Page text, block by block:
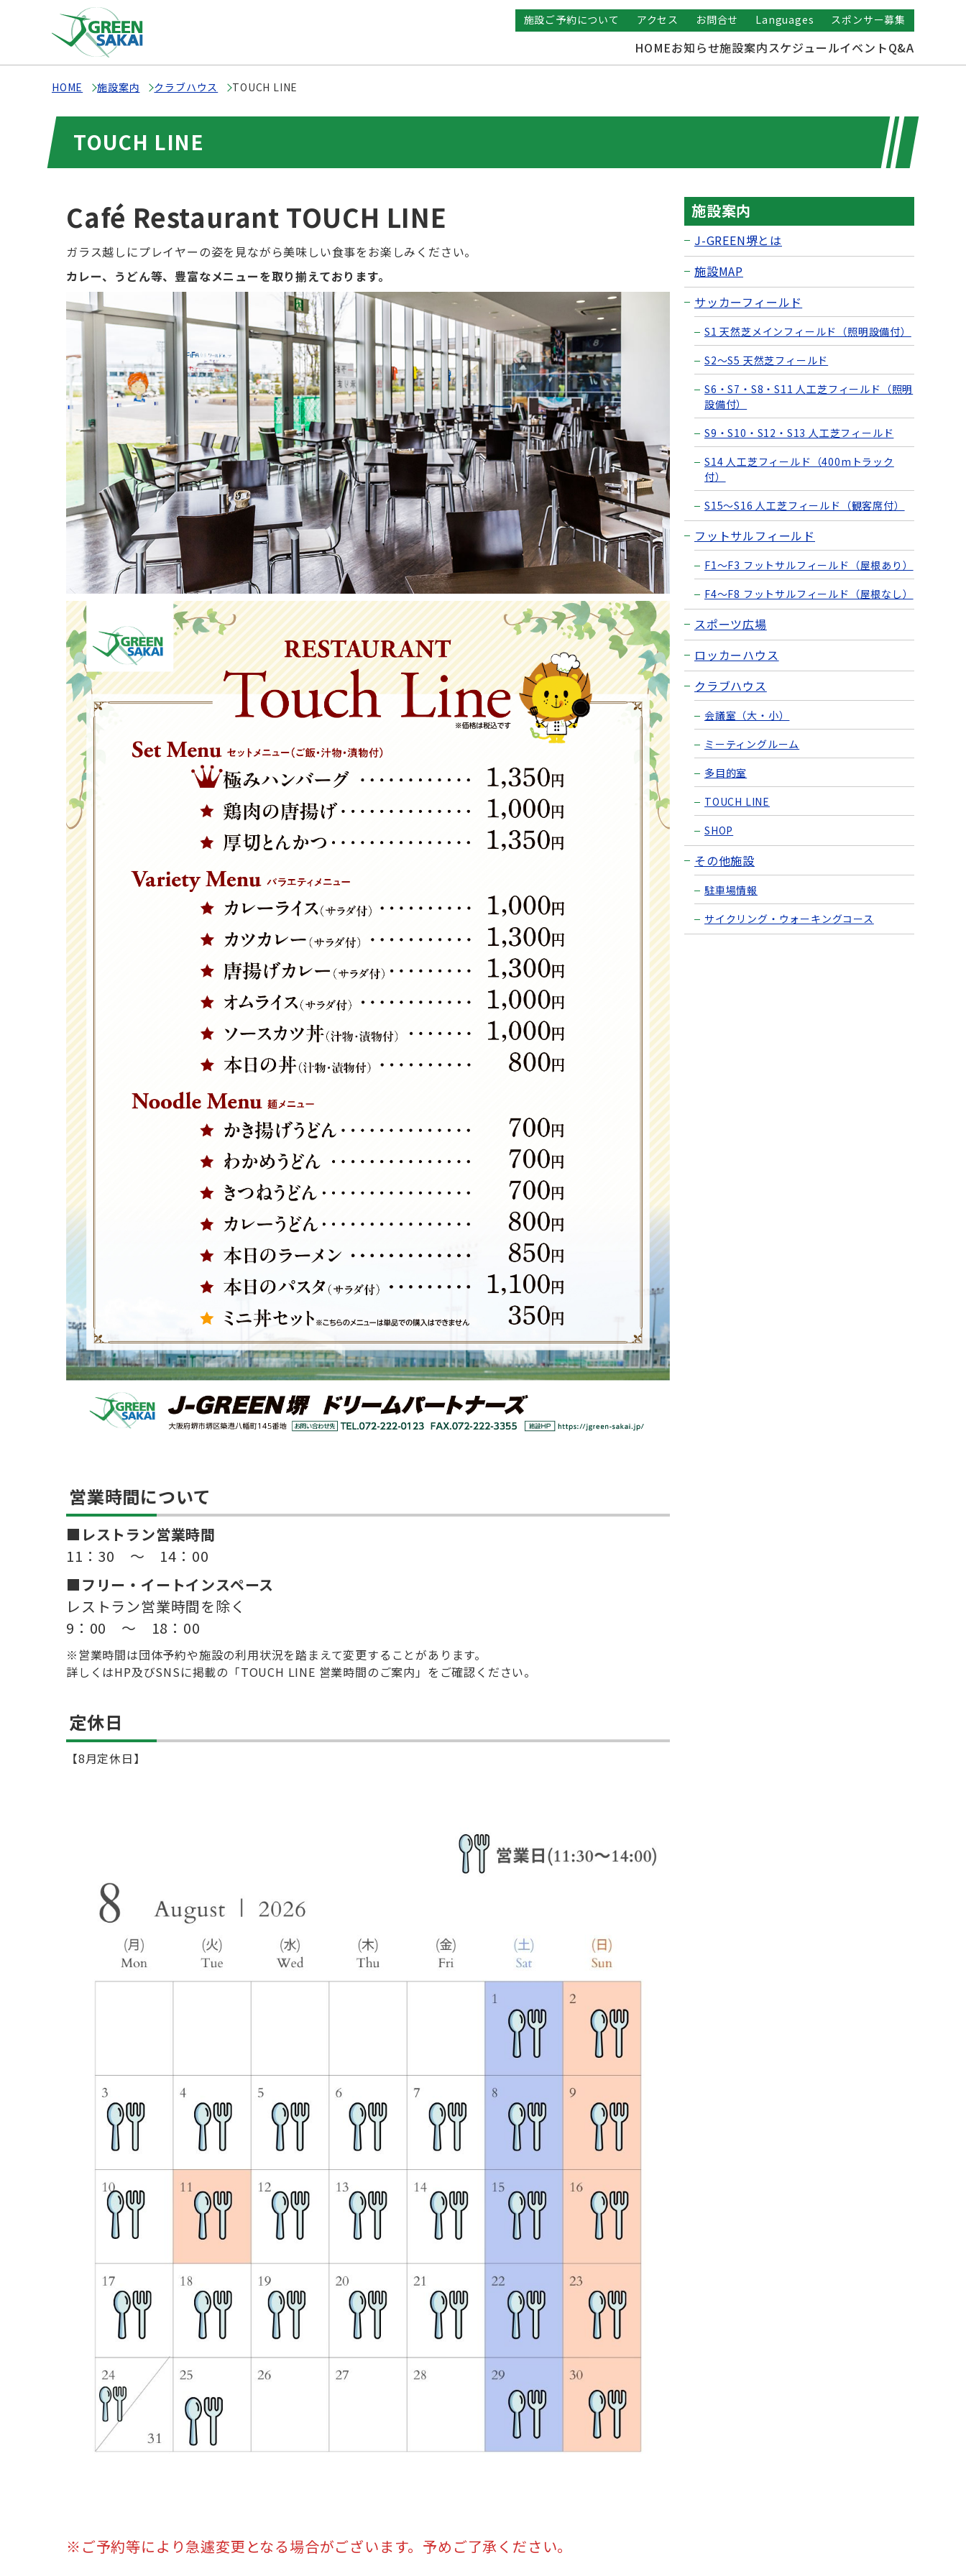
施設ご予約について アクセス お問合せ Languages スポンサー募集
HOMEお知らせ施設案内スケジュールイベントQ&A
HOME 施設案内 クラブハウス TOUCH LINE
TOUCH LINE
Café Restaurant TOUCH LINE
ガラス越しにプレイヤーの姿を見ながら美味しい食事をお楽しみください。
カレー、うどん等、豊富なメニューを取り揃えております。
営業時間について
■ レストラン営業時間
11：30 ～ 14：00
■フリー・イートインスペース
レストラン営業時間を除く
9：00 ～ 18：00
※営業時間は団体予約や施設の利用状況を踏まえて変更することがあります。
詳しくはHP及びSNSに掲載の「TOUCH LINE 営業時間のご案内」をご確認ください。
定休日
【8月定休日】
※ご予約等により急遽変更となる場合がございます。予めご了承ください。
施設案内
J-GREEN堺とは
施設MAP
サッカーフィールド
S1 天然芝メインフィールド（照明設備付）
S2〜S5 天然芝フィールド
S6・S7・S8・S11 人工芝フィールド（照明
設備付）
S9・S10・S12・S13 人工芝フィールド
S14 人工芝フィールド（400mトラック
付）
S15〜S16 人工芝フィールド（観客席付）
フットサルフィールド
F1〜F3 フットサルフィールド（屋根あり）
F4〜F8 フットサルフィールド（屋根なし）
スポーツ広場
ロッカーハウス
クラブハウス
会議室（大・小）
ミーティングルーム
多目的室
TOUCH LINE
SHOP
その他施設
駐車場情報
サイクリング・ウォーキングコース